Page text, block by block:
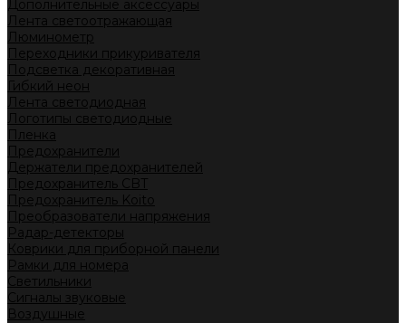
Дополнительные аксессуары
Лента светоотражающая
Люминометр
Переходники прикуривателя
Подсветка декоративная
Гибкий неон
Лента светодиодная
Логотипы светодиодные
Пленка
Предохранители
Держатели предохранителей
Предохранитель CBT
Предохранитель Koito
Преобразователи напряжения
Радар-детекторы
Коврики для приборной панели
Рамки для номера
Светильники
Сигналы звуковые
Воздушные